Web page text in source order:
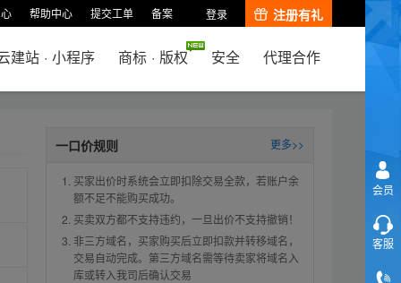
帮助中心 提交工单 备案 登录 注册有礼
建站 · 小程序 商标 · 版权 安全 代理合作
一口价规则 更多>>
买家出价时系统会立即扣除交易全款，若账户余
额不足不能购买成功。
买卖双方都不支持违约，一旦出价不支持撤销！
非三方域名，买家购买后立即扣款并转移域名，
交易自动完成。第三方域名需等待卖家将域名入
库或转入我司后确认交易
会员
客服